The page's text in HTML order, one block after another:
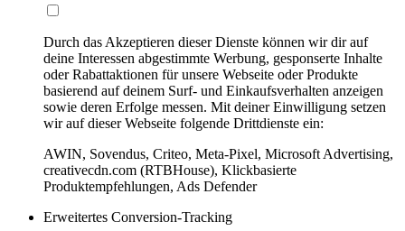
Durch das Akzeptieren dieser Dienste können wir dir auf
deine Interessen abgestimmte Werbung, gesponserte Inhalte
oder Rabattaktionen für unsere Webseite oder Produkte
basierend auf deinem Surf- und Einkaufsverhalten anzeigen
sowie deren Erfolge messen. Mit deiner Einwilligung setzen
wir auf dieser Webseite folgende Drittdienste ein:
AWIN, Sovendus, Criteo, Meta-Pixel, Microsoft Advertising,
creativecdn.com (RTBHouse), Klickbasierte
Produktempfehlungen, Ads Defender
Erweitertes Conversion-Tracking